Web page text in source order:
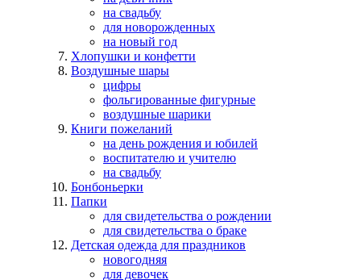
на свадьбу
для новорожденных
на новый год
Хлопушки и конфетти
Воздушные шары
цифры
фольгированные фигурные
воздушные шарики
Книги пожеланий
на день рождения и юбилей
воспитателю и учителю
на свадьбу
Бонбоньерки
Папки
для свидетельства о рождении
для свидетельства о браке
Детская одежда для праздников
новогодняя
для девочек